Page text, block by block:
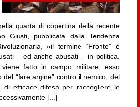
quarta di copertina della recente
Giusti, pubblicata dalla Tendenza
«il termine “Fronte” è
– ed anche abusati – in politica.
fatto in campo militare, esso
del “fare argine” contro il nemico, del
di efficace difesa per raccogliere le
[...]